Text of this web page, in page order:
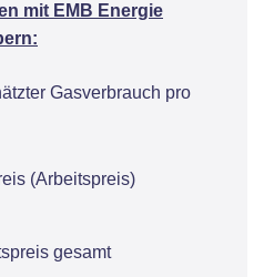
mit EMB Energie
Gasverbrauch pro
(Arbeitspreis)
gesamt